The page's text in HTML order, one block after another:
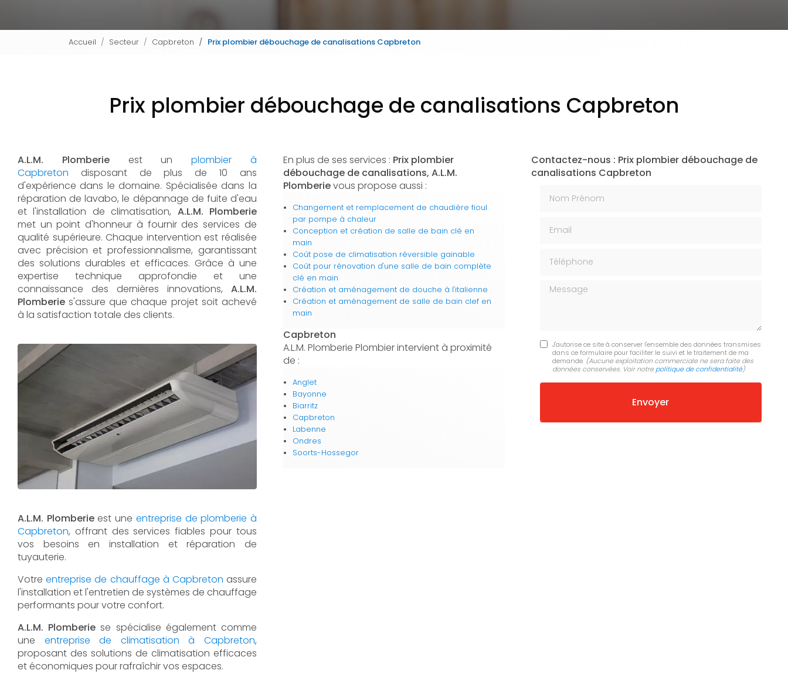
Accueil Secteur Capbreton Prix plombier débouchage de canalisations Capbreton
Prix plombier débouchage de canalisations Capbreton
A.L.M. Plomberieest unplombier à
Capbreton disposant de plus de 10 ans
d'expérience dans le domaine. Spécialisée dans la
réparation de lavabo, le dépannage de fuite d'eau
et l'installation de climatisation, A.L.M. Plomberie
met un point d'honneur à fournir des services de
qualité supérieure. Chaque intervention est réalisée
avec précision et professionnalisme, garantissant
des solutions durables et efficaces. Grâce à une
expertise technique approfondie et une
connaissance des dernières innovations, A.L.M.
Plomberie s'assure que chaque projet soit achevé
à la satisfaction totale des clients.
A.L.M. Plomberieest une entreprise de plomberie à
Capbreton, offrant des services fiables pour tous
vos besoins en installation et réparation de
tuyauterie.
Votreentreprise de chauffage à Capbreton assure
l'installation et l'entretien de systèmes de chauffage
performants pour votre confort.
A.L.M. Plomberie se spécialise également comme
une entreprise de climatisation à Capbreton,
proposant des solutions de climatisation efficaces
et économiques pour rafraîchir vos espaces.
En plus de ses services : Prix plombier
débouchage de canalisations, A.L.M.
Plomberievous propose aussi :
Changement et remplacement de chaudière fioul
par pompe à chaleur
Conception et création de salle de bain clé en
main
Coût pose de climatisation réversible gainable
Coût pour rénovation d'une salle de bain complète
clé en main
Création et aménagement de douche à l'italienne
Création et aménagement de salle de bain clef en
main
Capbreton
A.L.M. Plomberie Plombier intervient à proximité
de :
Anglet
Bayonne
Biarritz
Capbreton
Labenne
Ondres
Soorts-Hossegor
Contactez-nous : Prix plombier débouchage de
canalisations Capbreton
Message
J'autorise ce site à conserver l'ensemble des données transmises
dans ce formulaire pour faciliter le suivi et le traitement de ma
demande. (Aucune exploitation commerciale ne sera faite des
données conservées. Voir notre politique de confidentialité)